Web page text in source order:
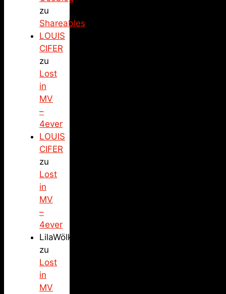
zu
Shareables
LOUIS
CIFER
zu
Lost
in
MV
–
4ever
LOUIS
CIFER
zu
Lost
in
MV
–
4ever
LilaWölkchen
zu
Lost
in
MV